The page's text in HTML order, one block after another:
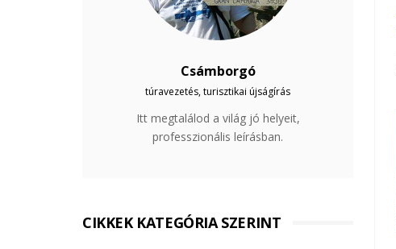
Csámborgó
túravezetés, turisztikai újságírás
Itt megtalálod a világ jó helyeit,
professzionális leírásban.
CIKKEK KATEGÓRIA SZERINT